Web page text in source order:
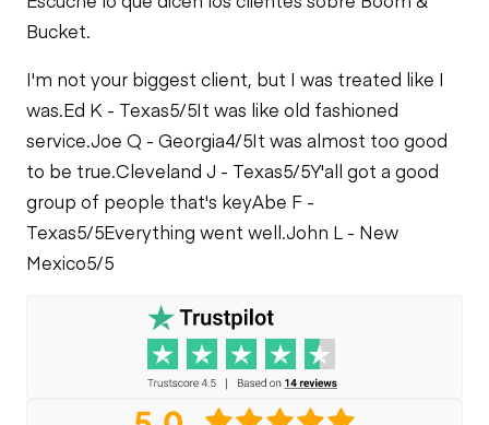
de Refrigeración
Bucket.
I'm not your biggest client, but I was treated like I
was.Ed K - Texas5/5It was like old fashioned
service.Joe Q - Georgia4/5It was almost too good
to be true.Cleveland J - Texas5/5Y'all got a good
group of people that's keyAbe F -
Texas5/5Everything went well.John L - New
Mexico5/5